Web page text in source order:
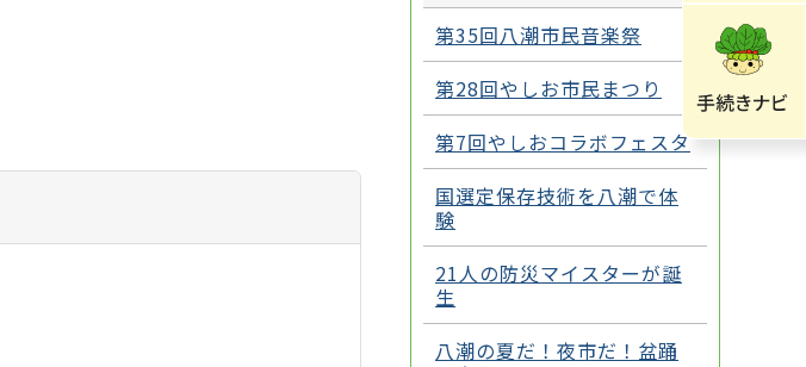
第35回八潮市民音楽祭
第28回やしお市民まつり
第7回やしおコラボフェスタ
国選定保存技術を八潮で体
験
21人の防災マイスターが誕
生
八潮の夏だ！夜市だ！盆踊